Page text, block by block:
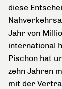
diese
Jahr von
international
Pischon hat
zehn Jahren
mit der